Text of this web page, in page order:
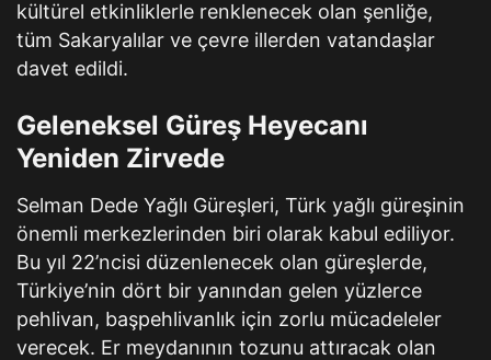
kültürel etkinliklerle renklenecek olan şenliğe,
tüm Sakaryalılar ve çevre illerden vatandaşlar
davet edildi.
Geleneksel Güreş Heyecanı
Yeniden Zirvede
Selman Dede Yağlı Güreşleri, Türk yağlı güreşinin
önemli merkezlerinden biri olarak kabul ediliyor.
Bu yıl 22’ncisi düzenlenecek olan güreşlerde,
Türkiye’nin dört bir yanından gelen yüzlerce
pehlivan, başpehlivanlık için zorlu mücadeleler
verecek. Er meydanının tozunu attıracak olan